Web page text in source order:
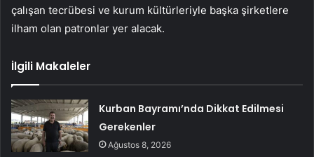
çalışan tecrübesi ve kurum kültürleriyle başka şirketlere
ilham olan patronlar yer alacak.
İlgili Makaleler
Kurban Bayramı’nda Dikkat Edilmesi
Gerekenler
Ağustos 8, 2026